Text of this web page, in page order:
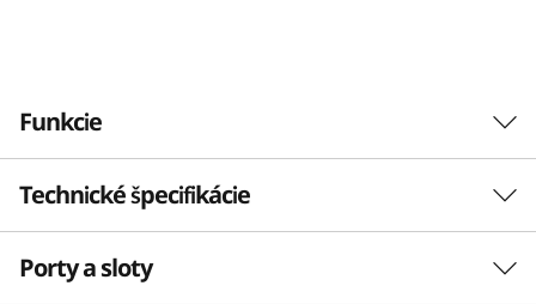
M
D
S
Funkcie
Funkcie akcelerované umelou inteligenciou
podporujú podnikanie
Posuňte svoj výkon na úplne novú úroveň s
Technické špecifikácie
VÝKON
Porty a sloty